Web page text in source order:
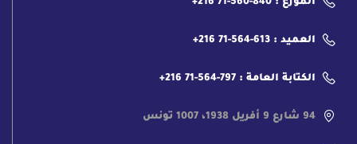
الموزع : 840-560-71 216+
العميد : 613-564-71 216+
الكتابة العامة : 797-564-71 216+
94 شارع 9 أفريل 1938، 1007 تونس